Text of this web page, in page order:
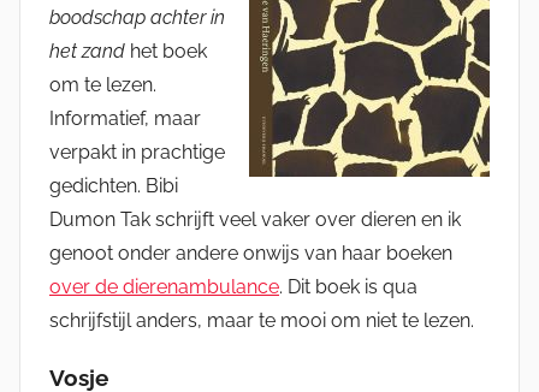
boodschap achter in
het zand het boek
om te lezen.
Informatief, maar
verpakt in prachtige
gedichten. Bibi
Dumon Tak schrijft veel vaker over dieren en ik
genoot onder andere onwijs van haar boeken
over de dierenambulance. Dit boek is qua
schrijfstijl anders, maar te mooi om niet te lezen.
Vosje